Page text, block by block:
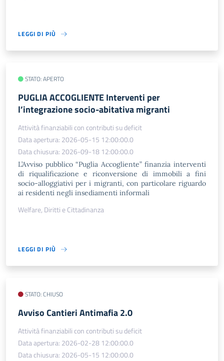
LEGGI DI PIÙ
STATO: APERTO
PUGLIA ACCOGLIENTE Interventi per
l’integrazione socio-abitativa migranti
Attività finanziabili con contributi su deficit
Data apertura: 2026-05-15 12:00:00.0
Data chiusura: 2026-09-18 12:00:00.0
L’Avviso pubblico “Puglia Accogliente” finanzia interventi
di riqualificazione e riconversione di immobili a fini
socio-alloggiativi per i migranti, con particolare riguardo
ai residenti negli insediamenti informali
Welfare, Diritti e Cittadinanza
LEGGI DI PIÙ
STATO: CHIUSO
​Avviso Cantieri Antimafia 2.0
Attività finanziabili con contributi su deficit
Data apertura: 2026-02-28 12:00:00.0
Data chiusura: 2026-05-15 12:00:00.0